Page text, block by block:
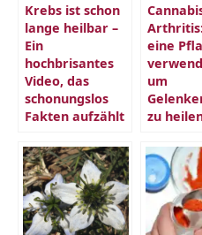
Krebs ist schon
lange heilbar –
Ein
hochbrisantes
Video, das
schonungslos
Fakten aufzählt
eine
um
zu